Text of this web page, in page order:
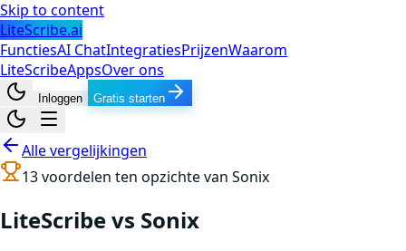
Skip to content
LiteScribe.ai
FunctiesAI ChatIntegratiesPrijzenWaarom
LiteScribeAppsOver ons
Inloggen Gratis starten
Alle vergelijkingen
13voordelen ten opzichte van Sonix
LiteScribe vs Sonix